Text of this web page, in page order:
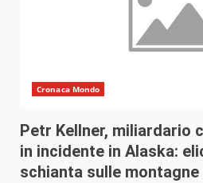
Cronaca Mondo
Petr Kellner, miliardario
in incidente in Alaska:
schianta sulle montagne